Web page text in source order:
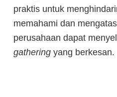
praktis untuk
memahami dan
perusahaan dapat
gathering yang berkesan.